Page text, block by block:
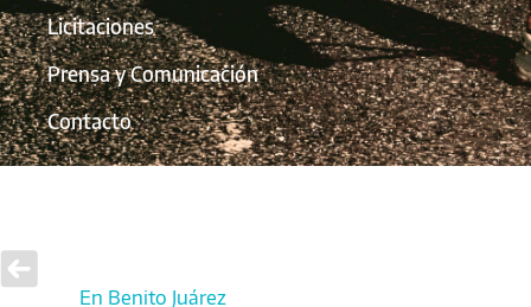
Licitaciones
Prensa y Comunicación
Contacto
En Benito Juárez